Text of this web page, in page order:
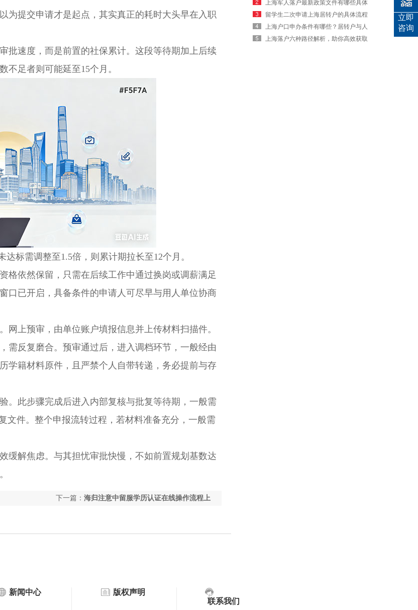
提交申请才是起点，其实真正的耗时大头早在入职
批速度，而是前置的社保累计。这段等待期加上后续
不足者则可能延至15个月。
标需调整至1.5倍，则累计期拉长至12个月。
依然保留，只需在后续工作中通过换岗或调薪满足
口已开启，具备条件的申请人可尽早与用人单位协商
上预审，由单位账户填报信息并上传材料扫描件。
需反复磨合。预审通过后，进入调档环节，一般经由
学籍材料原件，且严禁个人自带转递，务必提前与存
此步骤完成后进入内部复核与批复等待期，一般需
文件。整个申报流转过程，若材料准备充分，一般需
缓解焦虑。与其担忧审批快慢，不如前置规划基数达
下一篇： 海归注意中留服学历认证在线操作流程上
上海军人落户最新政策文件有哪些具体
规定要求
留学生二次申请上海居转户的具体流程
是什么
上海户口申办条件有哪些？居转户与人
才引进要求详解
上海落户六种路径解析，助你高效获取
新闻中心
版权声明
联系我们
立即
咨询